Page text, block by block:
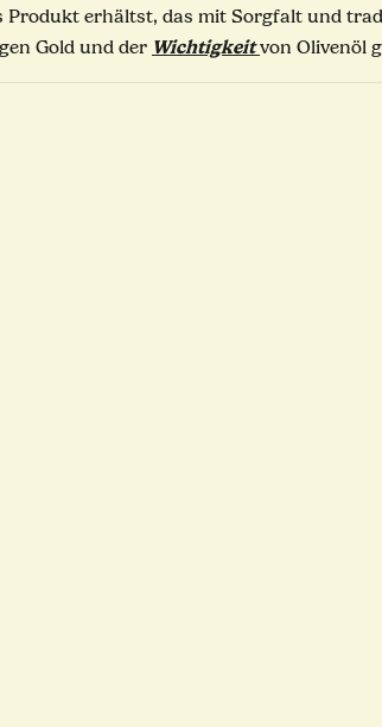
erhältst, das mit Sorgfalt und
Gold und der Wichtigkeitvon Olivenöl